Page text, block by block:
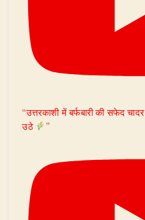
“उत्तरकाशी में बर्फबारी की सफेद चादर
उठे
”